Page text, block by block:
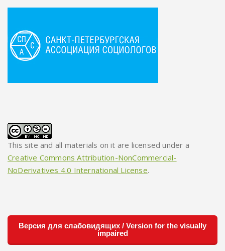
This site and all materials on it are licensed under a
Creative Commons Attribution-NonCommercial-
NoDerivatives 4.0 International License.
Версия для слабовидящих / Version for the visually
impaired